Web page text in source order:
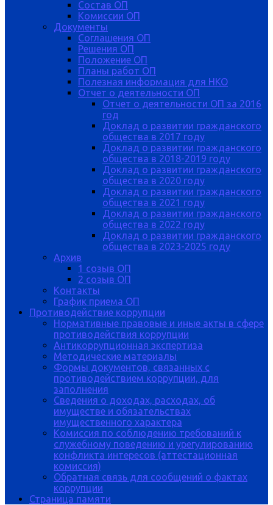
Состав ОП
Комиссии ОП
Документы
Соглашения ОП
Решения ОП
Положение ОП
Планы работ ОП
Полезная информация для НКО
Отчет о деятельности ОП
Отчет о деятельности ОП за 2016
год
Доклад о развитии гражданского
общества в 2017 году
Доклад о развитии гражданского
общества в 2018-2019 году
Доклад о развитии гражданского
общества в 2020 году
Доклад о развитии гражданского
общества в 2021 году
Доклад о развитии гражданского
общества в 2022 году
Доклад о развитии гражданского
общества в 2023-2025 году
Архив
1 созыв ОП
2 созыв ОП
Контакты
График приема ОП
Противодействие коррупции
Нормативные правовые и иные акты в сфере
противодействия коррупции
Антикоррупционная экспертиза
Методические материалы
Формы документов, связанных с
противодействием коррупции, для
заполнения
Сведения о доходах, расходах, об
имуществе и обязательствах
имущественного характера
Комиссия по соблюдению требований к
служебному поведению и урегулированию
конфликта интересов (аттестационная
комиссия)
Обратная связь для сообщений о фактах
коррупции
Страница памяти